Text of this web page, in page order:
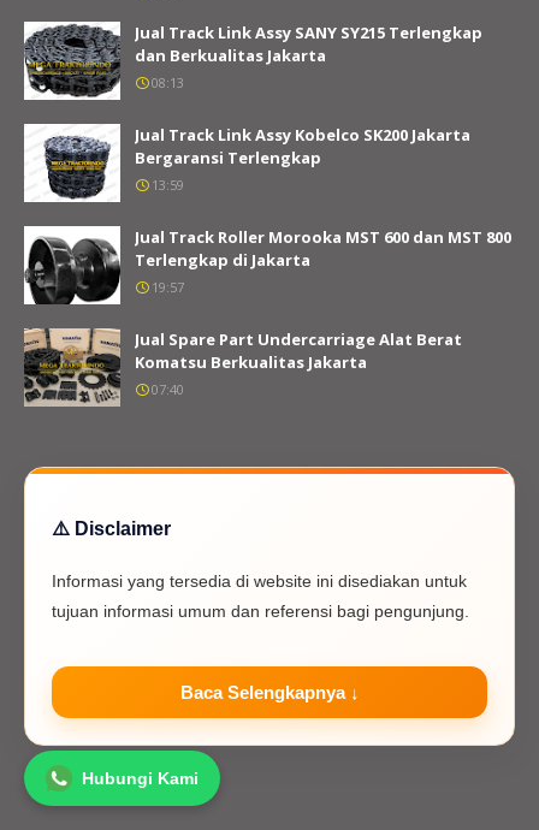
Jual Track Link Assy SANY SY215 Terlengkap
dan Berkualitas Jakarta
08:13
Jual Track Link Assy Kobelco SK200 Jakarta
Bergaransi Terlengkap
13:59
Jual Track Roller Morooka MST 600 dan MST 800
Terlengkap di Jakarta
19:57
Jual Spare Part Undercarriage Alat Berat
Komatsu Berkualitas Jakarta
07:40
⚠️ Disclaimer
Informasi yang tersedia di website ini disediakan untuk
tujuan informasi umum dan referensi bagi pengunjung.
Baca Selengkapnya ↓
Hubungi Kami